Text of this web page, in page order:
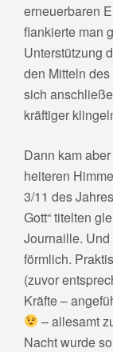
erneuerbaren
flankierte man
Unterstützung
den Mitteln
sich
kräftiger
Dann kam
heiteren
3/11 des
Gott“ titelten
Journaille.
förmlich.
(zuvor
Kräfte –
– allesamt
Nacht wurde